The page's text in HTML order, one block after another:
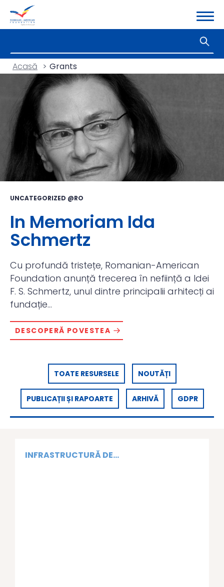
Acasă > Grants
UNCATEGORIZED @RO
In Memoriam Ida
Schmertz
Cu profundă tristețe, Romanian-American
Foundation anunță trecerea în neființă a Idei
F. S. Schmertz, unul dintre principalii arhitecți ai
fundație...
DESCOPERĂ POVESTEA
TOATE RESURSELE NOUTĂȚI
PUBLICAȚII ȘI RAPOARTE ARHIVĂ GDPR
INFRASTRUCTURĂ DE...